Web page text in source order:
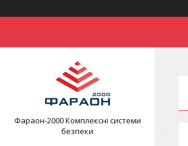
Фараон-2000 Комплексні системи
безпеки